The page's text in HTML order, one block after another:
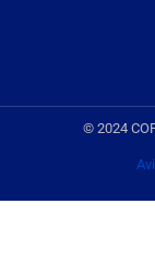
© 2024